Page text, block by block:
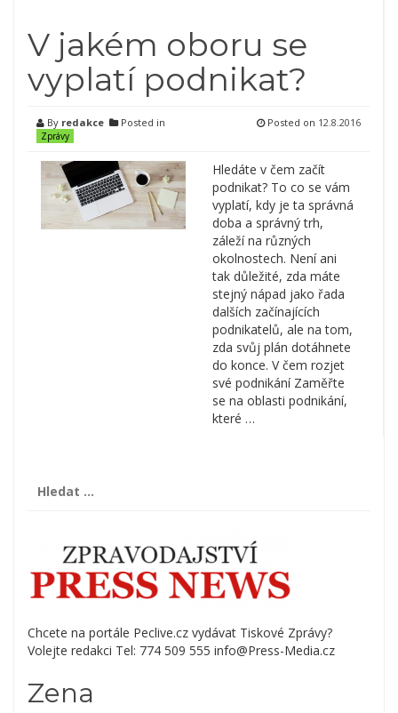
V jakém oboru se
vyplatí podnikat?
By redakce Posted in
Zprávy
Posted on 12.8.2016
Hledáte v čem začít
podnikat? To co se vám
vyplatí, kdy je ta správná
doba a správný trh,
záleží na různých
okolnostech. Není ani
tak důležité, zda máte
stejný nápad jako řada
dalších začínajících
podnikatelů, ale na tom,
zda svůj plán dotáhnete
do konce. V čem rozjet
své podnikání Zaměřte
se na oblasti podnikání,
které …
Chcete na portále Peclive.cz vydávat Tiskové Zprávy?
Volejte redakci Tel: 774 509 555 info@Press-Media.cz
Zena